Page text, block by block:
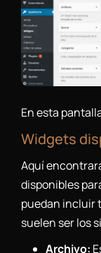
En esta
Widgets
Aquí
disponibles
puedan incluir
suelen ser los
Archivo: